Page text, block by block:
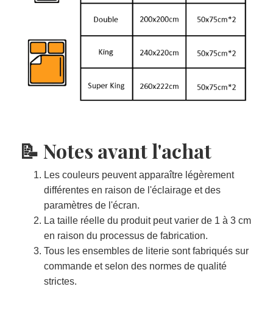
📝 Notes avant l'achat
Les couleurs peuvent apparaître légèrement
différentes en raison de l'éclairage et des
paramètres de l'écran.
La taille réelle du produit peut varier de 1 à 3 cm
en raison du processus de fabrication.
Tous les ensembles de literie sont fabriqués sur
commande et selon des normes de qualité
strictes.